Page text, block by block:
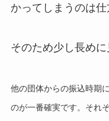
かってしまうのは仕
そのため少し長めに
他の団体からの振込時期
のが一番確実です。それ